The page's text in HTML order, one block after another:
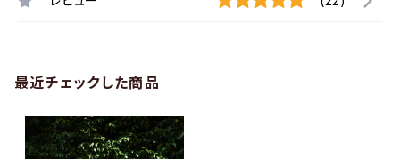
最近チェックした商品